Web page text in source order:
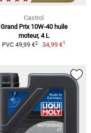
Castrol
Grand Prix 10W-40 huile
moteur, 4 L
PVC 49,99 €2 34,99 €1